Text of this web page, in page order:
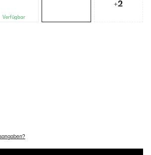
Verfügbar
+2